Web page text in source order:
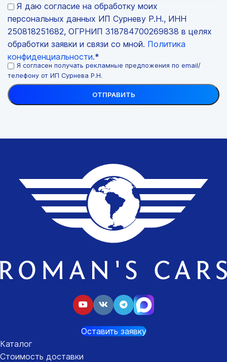
Я даю согласие на обработку моих
персональных данных ИП Сурневу Р.Н., ИНН
250818251682, ОГРНИП 318784700269838 в целях
обработки заявки и связи со мной. Политика
конфиденциальности.*
Я согласен получать рекламные предложения по email/
телефону от ИП Сурнева Р.Н.
Оставить заявку
Каталог
Стоимость доставки